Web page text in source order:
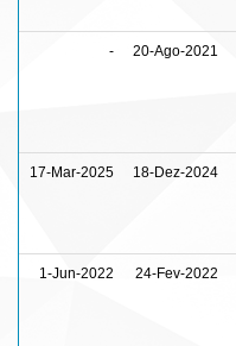
- 20-Ago-2021
17-Mar-2025 18-Dez-2024
1-Jun-2022 24-Fev-2022